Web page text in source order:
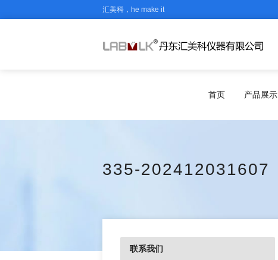
汇美科，he make it
首页 产品展示
335-202412031607
联系我们